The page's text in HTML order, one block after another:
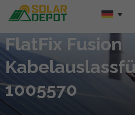
Hauptinhalt
FlatFix Fusion
1005570